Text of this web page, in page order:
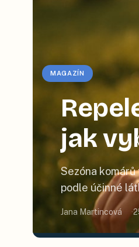
MAGAZÍN
jak
Sezóna
podle účinné
Jana Martincová